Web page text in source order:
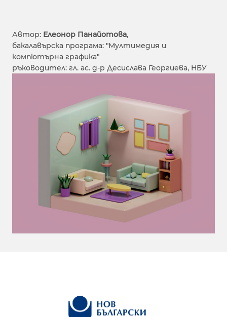
Автор: Елеонор Панайотова,
бакалавърска програма: "Мултимедия и
компютърна графика"
ръководител: гл. ас. д-р Десислава Георгиева, НБУ